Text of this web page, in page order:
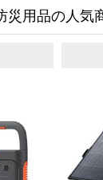
災用品の人気